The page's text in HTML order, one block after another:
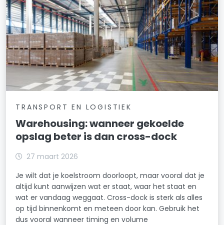
TRANSPORT EN LOGISTIEK
Warehousing: wanneer gekoelde
opslag beter is dan cross-dock
27 maart 2026
Je wilt dat je koelstroom doorloopt, maar vooral dat je
altijd kunt aanwijzen wat er staat, waar het staat en
wat er vandaag weggaat. Cross-dock is sterk als alles
op tijd binnenkomt en meteen door kan. Gebruik het
dus vooral wanneer timing en volume